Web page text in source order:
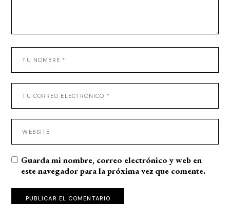
Guarda mi nombre, correo electrónico y web en
este navegador para la próxima vez que comente.
PUBLICAR EL COMENTARIO